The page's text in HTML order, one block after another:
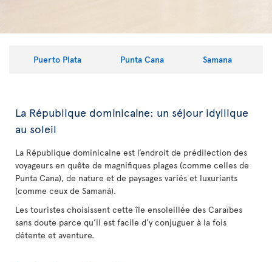
Puerto Plata Punta Cana Samana
La République dominicaine: un séjour idyllique
au soleil
La République dominicaine est l’endroit de prédilection des
voyageurs en quête de magnifiques plages (comme celles de
Punta Cana), de nature et de paysages variés et luxuriants
(comme ceux de Samaná).
Les touristes choisissent cette île ensoleillée des Caraïbes
sans doute parce qu’il est facile d’y conjuguer à la fois
détente et aventure.